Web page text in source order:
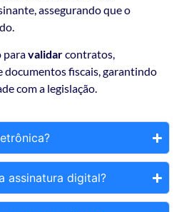
assegurando que o
paravalidarcontratos,
documentos fiscais, garantindo
com a legislação.
assinatura digital?